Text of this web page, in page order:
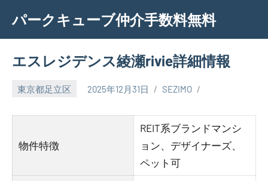
content
パークキューブ仲介手数料無料
エスレジデンス綾瀬rivie詳細情報
東京都足立区 2025年12月31日 SEZIMO
物件特徴
REIT系ブランドマンシ
ョン、デザイナーズ、
ペット可